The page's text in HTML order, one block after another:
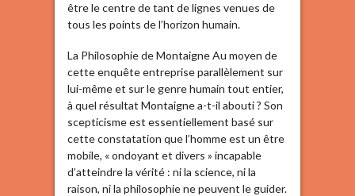
être le centre de tant de lignes venues de
tous les points de l’horizon humain.
La Philosophie de Montaigne Au moyen de
cette enquête entreprise parallèlement sur
lui-même et sur le genre humain tout entier,
à quel résultat Montaigne a-t-il abouti ? Son
scepticisme est essentiellement basé sur
cette constatation que l’homme est un être
mobile, « ondoyant et divers » incapable
d’atteindre la vérité : ni la science, ni la
raison, ni la philosophie ne peuvent le guider.